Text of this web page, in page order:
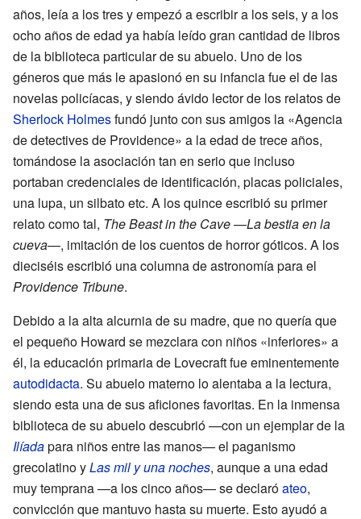
años, leía a los tres y empezó a escribir a los seis, y a los
ocho años de edad ya había leído gran cantidad de libros
de la biblioteca particular de su abuelo. Uno de los
géneros que más le apasionó en su infancia fue el de las
novelas policíacas, y siendo ávido lector de los relatos de
Sherlock Holmesfundó junto con sus amigos la «Agencia
de detectives de Providence» a la edad de trece años,
tomándose la asociación tan en serio que incluso
portaban credenciales de identificación, placas policiales,
una lupa, un silbato etc. A los quince escribió su primer
relato como tal, The Beast in the Cave—La bestia en la
cueva—, imitación de los cuentos de horror góticos. A los
dieciséis escribió una columna de astronomía para el
Providence Tribune.
Debido a la alta alcurnia de su madre, que no quería que
el pequeño Howard se mezclara con niños «inferiores» a
él, la educación primaria de Lovecraft fue eminentemente
autodidacta. Su abuelo materno lo alentaba a la lectura,
siendo esta una de sus aficiones favoritas. En la inmensa
biblioteca de su abuelo descubrió —con un ejemplar de la
Ilíadapara niños entre las manos— el paganismo
grecolatino yLas mil y una noches, aunque a una edad
muy temprana —a los cinco años— se declaróateo,
convicción que mantuvo hasta su muerte. Esto ayudó a